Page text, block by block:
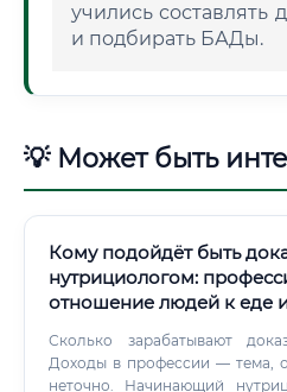
учились составлять
и подбирать БАДы.
💡 Может быть
Кому подойдёт быть
нутрициологом:
отношение людей к еде
Сколько зарабатывают
Доходы в профессии — тема,
неточно. Начинающий